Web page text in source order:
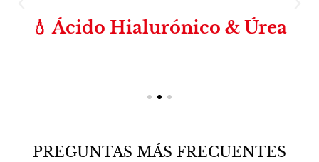
💧 Ácido Hialurónico & Úrea
PREGUNTAS MÁS FRECUENTES